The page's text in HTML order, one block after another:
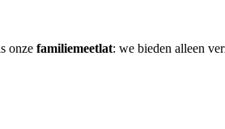
onze familiemeetlat: we bieden alleen